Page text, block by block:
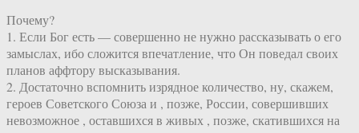
Почему?
1. Если Бог есть — совершенно не нужно рассказывать о его
замыслах, ибо сложится впечатление, что Он поведал своих
планов аффтору высказывания.
2. Достаточно вспомнить изрядное количество, ну, скажем,
героев Советского Союза и , позже, России, совершивших
невозможное , оставшихся в живых , позже, скатившихся на